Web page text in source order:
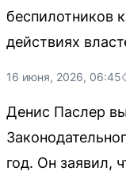
беспилотников
действиях
16 июня, 2026, 06:45
Денис Паслер
год. Он заявил,